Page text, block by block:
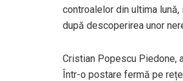
controalelor din ultima
după descoperirea unor
Cristian Popescu Piedone,
Într-o postare fermă pe